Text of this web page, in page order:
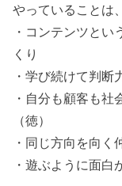
やっていることは
・コンテンツと
くり
・学び続けて判断
・自分も顧客も
（徳）
・同じ方向を向く
・遊ぶように面白